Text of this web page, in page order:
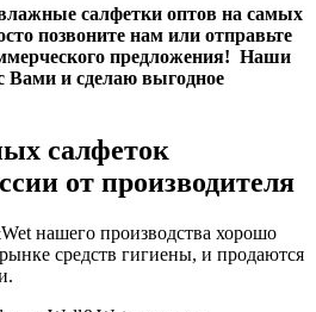
салфетки оптов на самых
позвоните нам или отправьте
предложения! Наши
Вами и сделаю выгодное
салфеток
от производителя
нашего производства хорошо
средств гигиены, и продаются